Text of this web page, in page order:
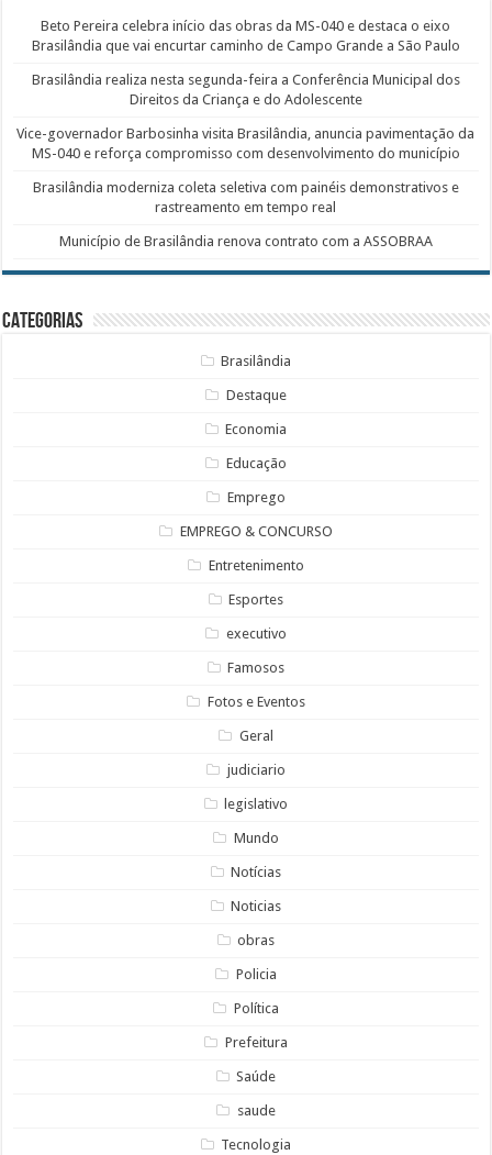
Beto Pereira celebra início das obras da MS-040 e destaca o eixo
Brasilândia que vai encurtar caminho de Campo Grande a São Paulo
Brasilândia realiza nesta segunda-feira a Conferência Municipal dos
Direitos da Criança e do Adolescente
Vice-governador Barbosinha visita Brasilândia, anuncia pavimentação da
MS-040 e reforça compromisso com desenvolvimento do município
Brasilândia moderniza coleta seletiva com painéis demonstrativos e
rastreamento em tempo real
Município de Brasilândia renova contrato com a ASSOBRAA
Categorias
Brasilândia
Destaque
Economia
Educação
Emprego
EMPREGO & CONCURSO
Entretenimento
Esportes
executivo
Famosos
Fotos e Eventos
Geral
judiciario
legislativo
Mundo
Notícias
Noticias
obras
Policia
Política
Prefeitura
Saúde
saude
Tecnologia